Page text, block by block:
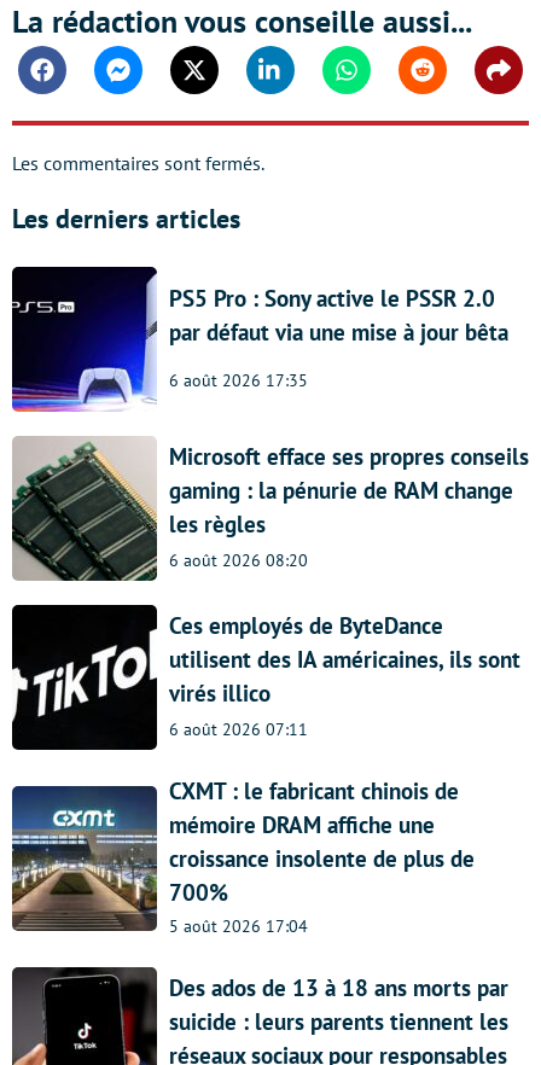
La rédaction vous conseille aussi...
FacebookMessengerTwitter Linkedin WhatsappReddit
Les commentaires sont fermés.
Les derniers articles
PS5 Pro : Sony active le PSSR 2.0
par défaut via une mise à jour bêta
6 août 2026 17:35
Microsoft efface ses propres conseils
gaming : la pénurie de RAM change
les règles
6 août 2026 08:20
Ces employés de ByteDance
utilisent des IA américaines, ils sont
virés illico
6 août 2026 07:11
CXMT : le fabricant chinois de
mémoire DRAM affiche une
croissance insolente de plus de
700%
5 août 2026 17:04
Des ados de 13 à 18 ans morts par
suicide : leurs parents tiennent les
réseaux sociaux pour responsables